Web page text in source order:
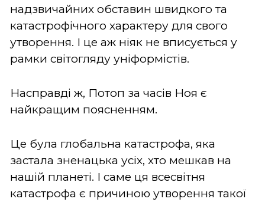
надзвичайних обставин швидкого та
катастрофічного характеру для свого
утворення. І це аж ніяк не вписується у
рамки світогляду уніформістів.
Насправді ж, Потоп за часів Ноя є
найкращим поясненням.
Це була глобальна катастрофа, яка
застала зненацька усіх, хто мешкав на
нашій планеті. І саме ця всесвітня
катастрофа є причиною утворення такої